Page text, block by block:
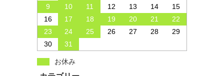
9
10 11 12 13 14
15
16
17 18 19 20 21
22
23
24 25 26 27 28
29
30
31
お休み